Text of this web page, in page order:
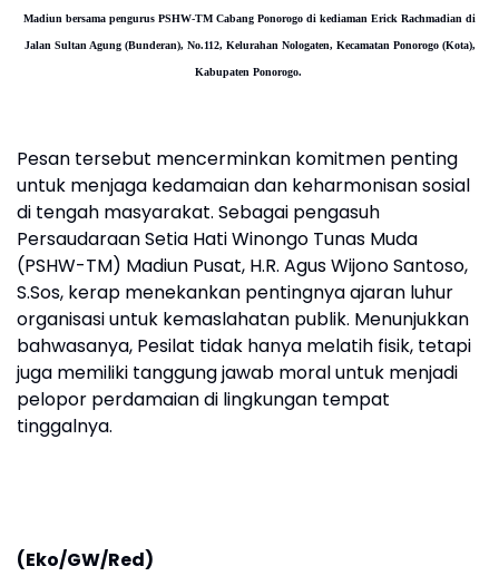
Madiun bersama pengurus PSHW-TM Cabang Ponorogo di kediaman Erick Rachmadian di
Jalan Sultan Agung (Bunderan), No.112, Kelurahan Nologaten, Kecamatan Ponorogo (Kota),
Kabupaten Ponorogo.
Pesan tersebut mencerminkan komitmen penting
untuk menjaga kedamaian dan keharmonisan sosial
di tengah masyarakat. Sebagai pengasuh
Persaudaraan Setia Hati Winongo Tunas Muda
(PSHW-TM) Madiun Pusat, H.R. Agus Wijono Santoso,
S.Sos, kerap menekankan pentingnya ajaran luhur
organisasi untuk kemaslahatan publik. Menunjukkan
bahwasanya, Pesilat tidak hanya melatih fisik, tetapi
juga memiliki tanggung jawab moral untuk menjadi
pelopor perdamaian di lingkungan tempat
tinggalnya.
(Eko/GW/Red)